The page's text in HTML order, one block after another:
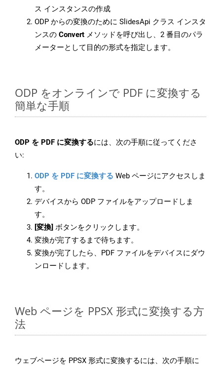
ス インスタンスの作成
ODP からの変換のために SlidesApi クラス インスタ
ンスの Convert メソッドを呼び出し、2 番目のパラ
メーターとして目的の形式を指定します。
ODP をオンラインで PDF に変換する
簡単な手順
ODP を PDF に変換するには、次の手順に従ってくださ
い:
ODP を PDF に変換する Web ページにアクセスしま
す。
デバイスから ODP ファイルをアップロードしま
す。
[変換] ボタンをクリックします。
変換が完了するまで待ちます。
変換が完了したら、PDF ファイルをデバイスにダウ
ンロードします。
Web ページを PPSX 形式に変換する方
法
ウェブページを PPSX 形式に変換するには、次の手順に